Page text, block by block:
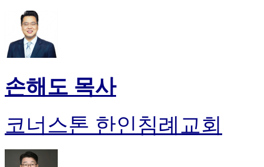
손해도 목사
코너스톤 한인침례교회